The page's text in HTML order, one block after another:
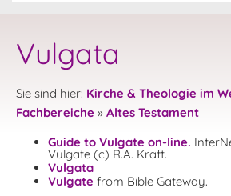
Vulgata
Sie sind hier: Kirche & Theologie im
Fachbereiche » Altes Testament
Guide to Vulgate on-line.
Vulgate (c) R.A. Kraft.
Vulgata
Vulgate from Bible Gateway.